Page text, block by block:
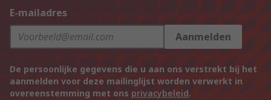
E-mailadres
Aanmelden
De persoonlijke gegevens die u aan ons verstrekt bij het
aanmelden voor deze mailinglijst worden verwerkt in
overeenstemming met ons privacybeleid.